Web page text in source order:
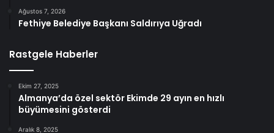
Ağustos 7, 2026
Fethiye Belediye Başkanı Saldırıya Uğradı
Rastgele Haberler
Ekim 27, 2025
Almanya’da özel sektör Ekimde 29 ayın en hızlı
büyümesini gösterdi
Aralık 8, 2025